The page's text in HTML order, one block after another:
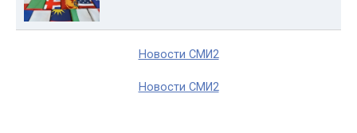
Новости СМИ2
Новости СМИ2